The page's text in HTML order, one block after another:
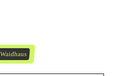
Waidhaus